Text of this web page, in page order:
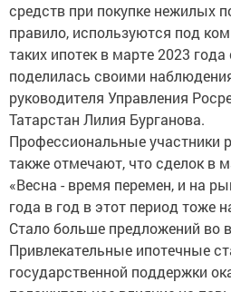
средств при покупке нежилых
правило, используются под
таких ипотек в марте 2023
поделилась своими
руководителя Управления
Татарстан Лилия Бурганова.
Профессиональные участники
также отмечают, что сделок в
«Весна - время перемен, и на
года в год в этот период тоже
Стало больше предложений во
Привлекательные ипотечные
государственной поддержки